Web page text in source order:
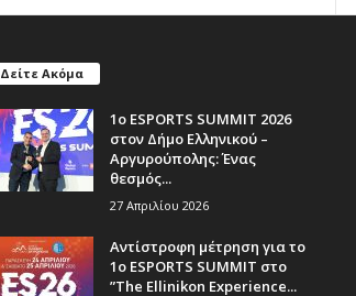
Δείτε Ακόμα
1ο ESPORTS SUMMIT 2026
στον Δήμο Ελληνικού –
Αργυρούπολης: Ένας
θεσμός...
27 Απριλίου 2026
Αντίστροφη μέτρηση για το
1ο ESPORTS SUMMIT στο
”The Ellinikon Experience...